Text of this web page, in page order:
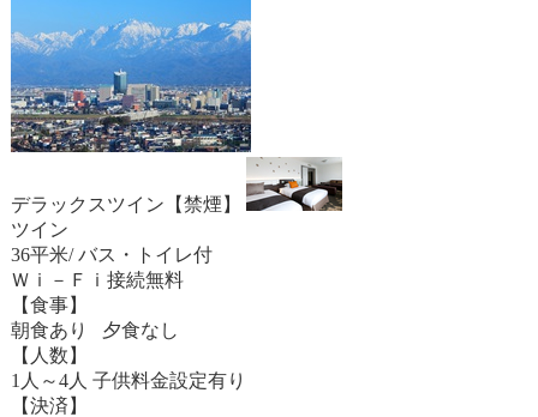
デラックスツイン【禁煙】
ツイン
36平米/ バス・トイレ付
Ｗｉ－Ｆｉ接続無料
【食事】
朝食あり 夕食なし
【人数】
1人～4人 子供料金設定有り
【決済】